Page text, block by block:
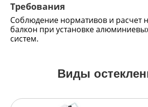
Требования
Соблюдение нормативов и расчет
балкон при установке
систем.
Виды